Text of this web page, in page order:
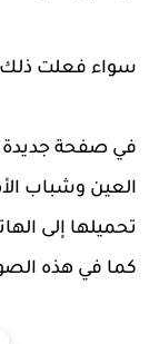
سواء فعلت ذلك
في صفحة جديدة
العين وشباب
كما في هذه